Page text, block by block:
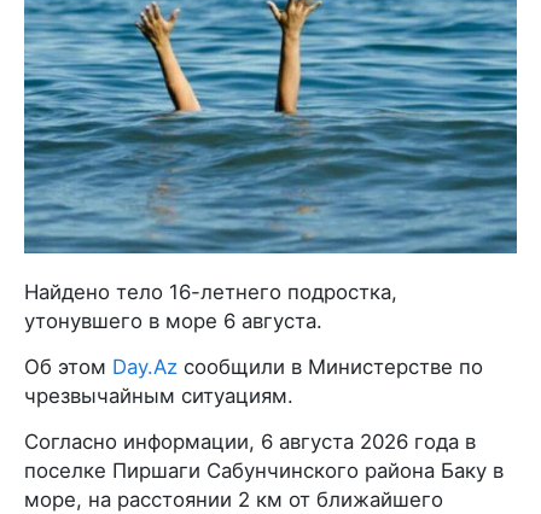
Найдено тело 16-летнего подростка,
утонувшего в море 6 августа.
Об этом Day.Az сообщили в Министерстве по
чрезвычайным ситуациям.
Согласно информации, 6 августа 2026 года в
поселке Пиршаги Сабунчинского района Баку в
море, на расстоянии 2 км от ближайшего